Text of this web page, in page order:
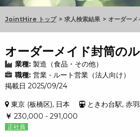
JointHire トップ 求人検索結果 オーダー
オーダーメイド封筒の
業種: 製造（食品・その他）
職種: 営業 - ルート営業（法人向け）
掲載日 2025/09/24
東京 (板橋区), 日本
ときわ台駅, 赤
￥ 230,000 - 291,000
正社員